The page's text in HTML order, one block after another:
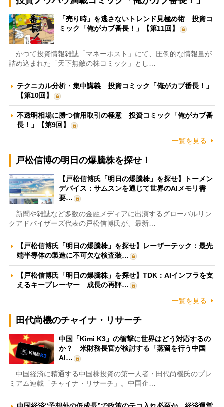
「売り時」を逃さないトレンド見極め術 投資コ
ミック「俺がカブ番長！」【第11回】
かつて投資情報雑誌「マネーポスト」にて、圧倒的な情報量が
詰め込まれた「天下無敵の株コミック」とし…
テクニカル分析・集中講義 投資コミック「俺がカブ番長！」
【第10回】
不透明相場に勝つ信用取引の極意 投資コミック「俺がカブ番
長！」【第9回】
一覧を見る
戸松信博の明日の爆騰株を探せ！
【戸松信博氏「明日の爆騰株」を探せ】トーメン
デバイス：サムスンを通じて世界のAIメモリ需
要…
新聞や雑誌など多数の金融メディアに出演するグローバルリン
クアドバイザーズ代表の戸松信博氏が、最新…
【戸松信博氏「明日の爆騰株」を探せ】レーザーテック：最先
端半導体の製造に不可欠な検査装…
【戸松信博氏「明日の爆騰株」を探せ】TDK：AIインフラを支
えるキープレーヤー 成長の再評…
一覧を見る
田代尚機のチャイナ・リサーチ
中国「Kimi K3」の衝撃に世界はどう対応するの
か？ 米財務長官が検討する「蒸留を行う中国
AI…
中国経済に精通する中国株投資の第一人者・田代尚機氏のプレ
ミアム連載「チャイナ・リサーチ」。中国企…